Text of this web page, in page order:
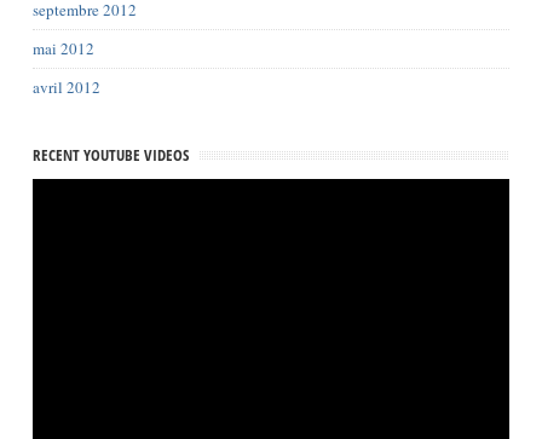
septembre 2012
mai 2012
avril 2012
RECENT YOUTUBE VIDEOS